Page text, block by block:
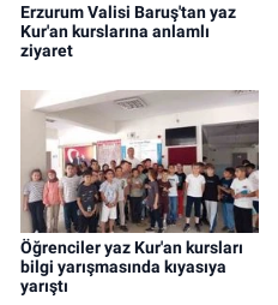
Erzurum Valisi Baruş'tan yaz
Kur'an kurslarına anlamlı
ziyaret
Öğrenciler yaz Kur'an kursları
bilgi yarışmasında kıyasıya
yarıştı